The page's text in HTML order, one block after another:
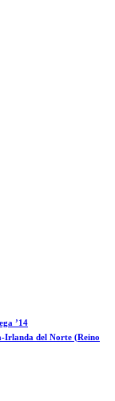
’14
Irlanda del Norte (Reino